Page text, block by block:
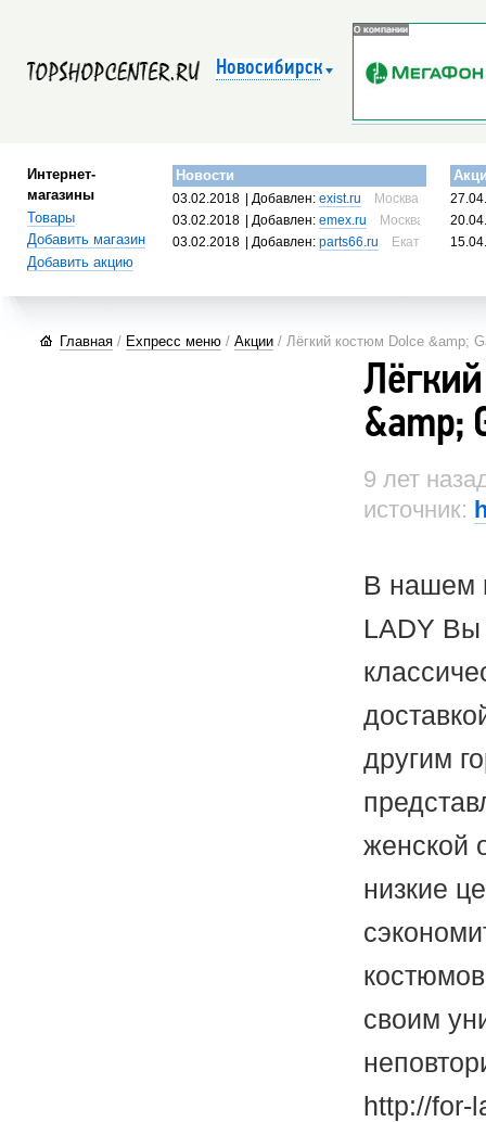
Новосибирск
Интернет-
магазины
Товары
Добавить магазин
Добавить акцию
Новости
03.02.2018 | Добавлен:exist.ru
Москва, Россия
03.02.2018
| Добавлен:emex.ru
Москва, Россия
03.02.2018
| Добавлен:parts66.ru Екатеринбург,
Главная / Ехпресс меню / Акции / Лёгкий костюм Dolce &amp;
&amp;
9 лет
источник:
В нашем
LADY Вы
другим
женской
низкие
своим
http://for-